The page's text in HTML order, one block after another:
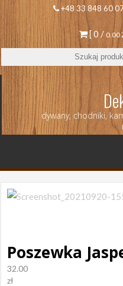
+48 33 848 60
[ 0 /0.00
dywany, chodniki,
Poszewka
32.00
zł